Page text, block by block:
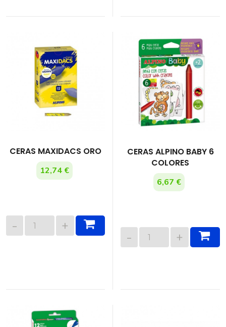
CERAS MAXIDACS ORO
12,74 €
CERAS ALPINO BABY 6
COLORES
6,67 €